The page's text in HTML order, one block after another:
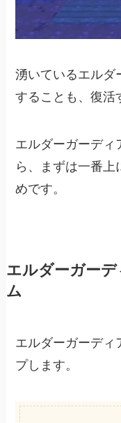
湧いているエルダ
することも、復活
エルダーガーディ
ら、まずは一番
めです。
エルダーガー
ム
エルダーガーディ
プします。